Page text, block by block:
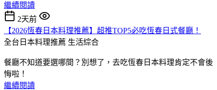
繼續閱讀
2天前
【2026恆春日本料理推薦】超推TOP5必吃恆春日式餐廳！
全台日本料理推薦 生活綜合
餐廳不知道要選哪間？別想了，去吃恆春日本料理肯定不會後
悔啦！
繼續閱讀